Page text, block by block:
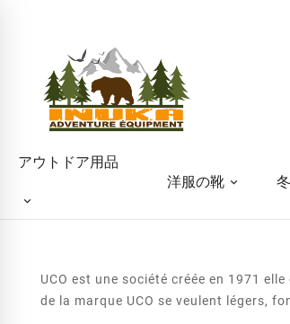
アウトドア用品
洋服の靴
UCO est une société créée en 1971
de la marque UCO se veulent légers,